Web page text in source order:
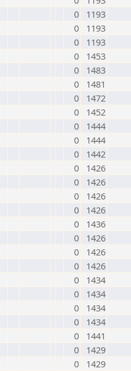
0
1193
0
1193
0
1193
0
1453
0
1483
0
1481
0
1472
0
1452
0
1444
0
1444
0
1442
0
1426
0
1426
0
1426
0
1426
0
1436
0
1426
0
1426
0
1426
0
1434
0
1434
0
1434
0
1434
0
1441
0
1429
0
1429